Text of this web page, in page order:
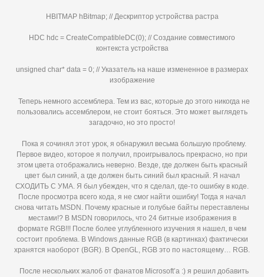
HBITMAP hBitmap; // Дескриптор устройства растра
HDC hdc = CreateCompatibleDC(0); // Создание совместимого
контекста устройства
unsigned char* data = 0; // Указатель на наше измененное в размерах
изображение
Теперь немного ассемблера. Тем из вас, которые до этого никогда не
пользовались ассемблером, не стоит бояться. Это может выглядеть
загадочно, но это просто!
Пока я сочинял этот урок, я обнаружил весьма большую проблему.
Первое видео, которое я получил, проигрывалось прекрасно, но при
этом цвета отображались неверно. Везде, где должен быть красный
цвет был синий, а где должен быть синий был красный. Я начал
СХОДИТЬ С УМА. Я был убежден, что я сделал, где-то ошибку в коде.
После просмотра всего кода, я не смог найти ошибку! Тогда я начал
снова читать MSDN. Почему красные и голубые байты переставлены
местами!? В MSDN говорилось, что 24 битные изображения в
формате RGB!!! После более углубленного изучения я нашел, в чем
состоит проблема. В Windows данные RGB (в картинках) фактически
хранятся наоборот (BGR). В OpenGL, RGB это по настоящему… RGB.
После нескольких жалоб от фанатов Microsoft’а :) я решил добавить